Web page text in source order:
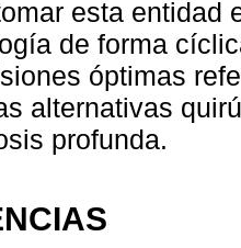
esta entidad
de forma
óptimas
alternativas
profunda.